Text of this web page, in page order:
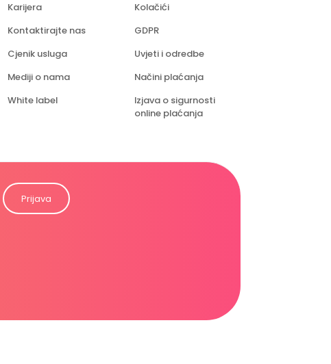
Karijera
Kontaktirajte nas
Cjenik usluga
Mediji o nama
White label
Kolačići
GDPR
Uvjeti i odredbe
Načini plaćanja
Izjava o sigurnosti
online plaćanja
Prijava